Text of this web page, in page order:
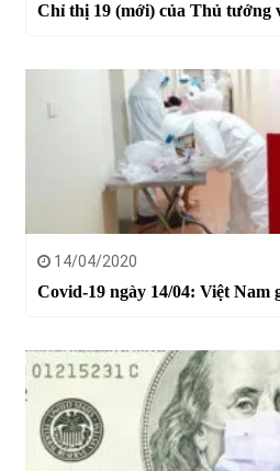
Chỉ thị 19 (mới) của Thủ tướng
14/04/2020
Covid-19 ngày 14/04: Việt Nam